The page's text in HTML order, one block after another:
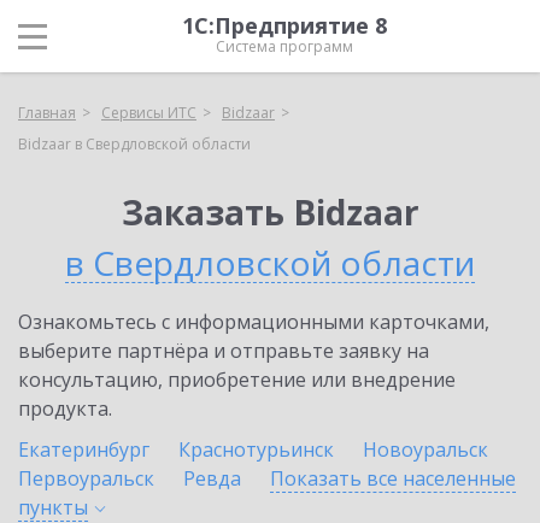
1С:Предприятие 8
Система программ
Главная Сервисы ИТС
Bidzaar
Bidzaar в Свердловской области
Заказать Bidzaar
в Свердловской области
Ознакомьтесь с информационными карточками,
выберите партнёра и отправьте заявку на
консультацию, приобретение или внедрение
продукта.
Екатеринбург
Краснотурьинск
Новоуральск
Первоуральск
Ревда
Показать все населенные
пункты